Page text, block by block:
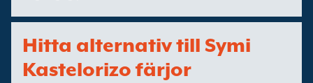
Hitta alternativ till Symi
Kastelorizo färjor